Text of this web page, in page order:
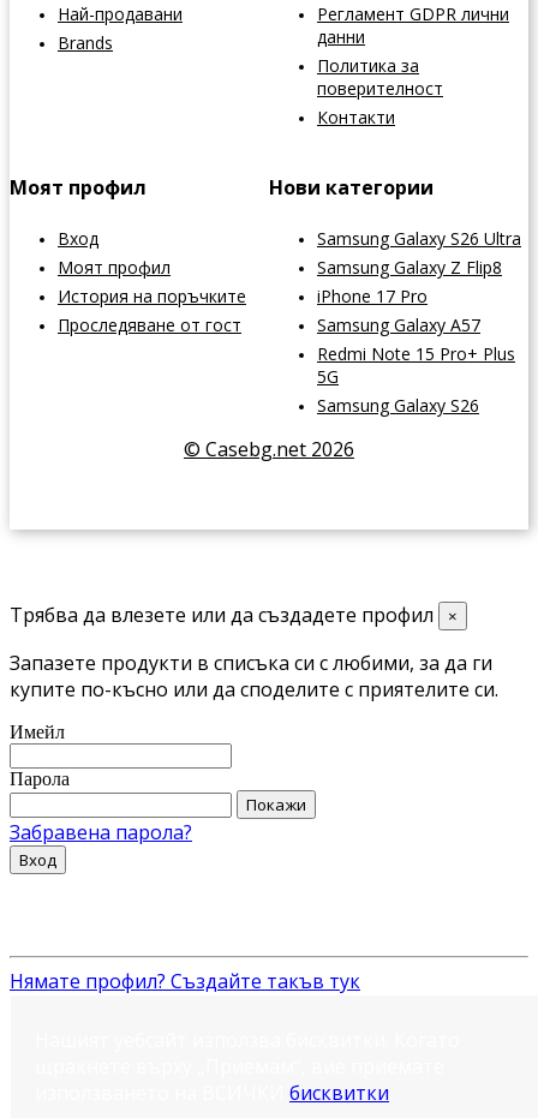
Най-продавани
Brands
Регламент GDPR лични
данни
Политика за
поверителност
Контакти
Моят профил
Вход
Моят профил
История на поръчките
Проследяване от гост
Нови категории
Samsung Galaxy S26 Ultra
Samsung Galaxy Z Flip8
iPhone 17 Pro
Samsung Galaxy A57
Redmi Note 15 Pro+ Plus
5G
Samsung Galaxy S26
© Casebg.net 2026
Трябва да влезете или да създадете профил ×
Запазете продукти в списъка си с любими, за да ги
купите по-късно или да споделите с приятелите си.
Имейл
Парола
Покажи
Забравена парола?
Вход
Нямате профил? Създайте такъв тук
бисквитки